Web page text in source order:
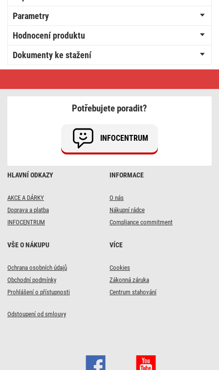
8x
Alkalická baterie GP
Super AAA (LR03), 2
Alkalická baterie GP
Super AAA (LR03), 10
Parametry
Hodnocení produktu
Dokumenty ke stažení
HLAVNÍ ODKAZY
AKCE A DÁRKY
Doprava a platba
INFOCENTRUM
INFORMACE
O nás
Nákupní rádce
Compliance commitment
VŠE O NÁKUPU
Ochrana osobních údajů
Obchodní podmínky
Prohlášení o přístupnosti
VÍCE
Cookies
Zákonná záruka
Centrum stahování
Odstoupení od smlouvy
Potřebujete poradit?
INFOCENTRUM